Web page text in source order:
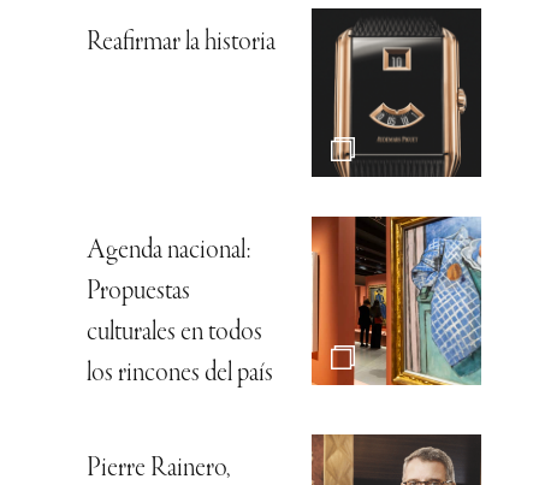
Reafirmar la historia
Agenda nacional:
Propuestas
culturales en todos
los rincones del país
Pierre Rainero,